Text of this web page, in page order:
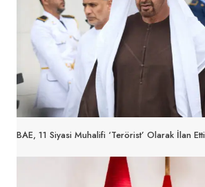
BAE, 11 Siyasi Muhalifi ‘Terörist’ Olarak İlan Etti